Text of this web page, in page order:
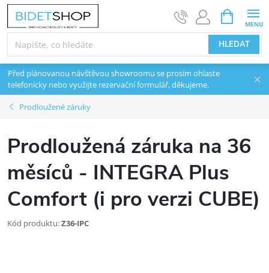
Přejít na obsah
HLEDAT
Před plánovanou návštěvou showroomu se prosím ohlaste
telefonicky nebo využijte rezervační formulář, děkujeme.
Prodloužené záruky
Prodloužená záruka na 36
měsíců - INTEGRA Plus
Comfort (i pro verzi CUBE)
Kód produktu:Z36-IPC